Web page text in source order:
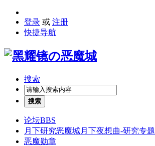
登录 或 注册
快捷导航
搜索
搜索
论坛BBS
月下研究恶魔城月下夜想曲-研究专题
恶魔勋章